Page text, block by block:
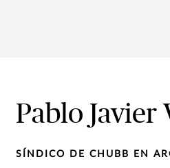
Pablo Javier
SÍNDICO DE CHUBB EN